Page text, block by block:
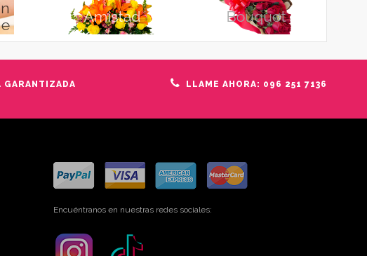
GARANTIZADA LLAME AHORA: 096 251 7136
Encuéntranos en nuestras redes sociales: